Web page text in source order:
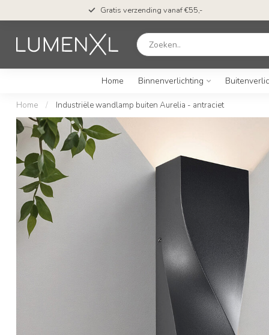
Gratis verzending vanaf €55,-
Home Binnenverlichting
Home / Industriële wandlamp buiten Aurelia - antraciet